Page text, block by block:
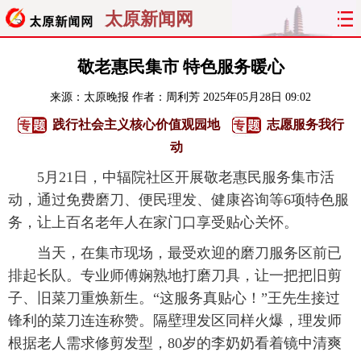
太原新闻网
聚焦 太原
经济 关注 文明 出行
旅游 理财 政务 教育
看天下 晋月读 最太原
太原晚报 热评 社区
敬老惠民集市 特色服务暖心
来源： 太原晚报 作者：周利芳 2025年05月28日 09:02
践行社会主义核心价值观园地
志愿服务我行
动
5月21日，中辐院社区开展敬老惠民服务集市活
动，通过免费磨刀、便民理发、健康咨询等6项特色服
务，让上百名老年人在家门口享受贴心关怀。
当天，在集市现场，最受欢迎的磨刀服务区前已
排起长队。专业师傅娴熟地打磨刀具，让一把把旧剪
子、旧菜刀重焕新生。“这服务真贴心！”王先生接过
锋利的菜刀连连称赞。隔壁理发区同样火爆，理发师
根据老人需求修剪发型，80岁的李奶奶看着镜中清爽